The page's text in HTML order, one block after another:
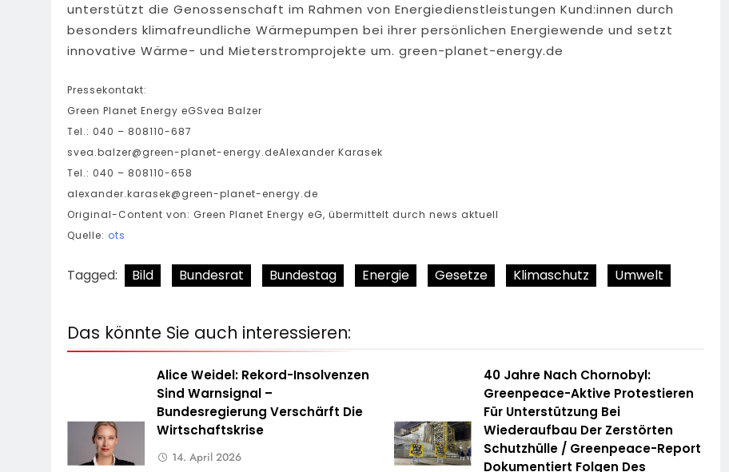
unterstützt die Genossenschaft im Rahmen von Energiedienstleistungen Kund:innen durch
besonders klimafreundliche Wärmepumpen bei ihrer persönlichen Energiewende und setzt
innovative Wärme- und Mieterstromprojekte um. green-planet-energy.de
Pressekontakt:
Green Planet Energy eGSvea Balzer
Tel.: 040 – 808110-687
svea.balzer@green-planet-energy.deAlexander Karasek
Tel.: 040 – 808110-658
alexander.karasek@green-planet-energy.de
Original-Content von: Green Planet Energy eG, übermittelt durch news aktuell
Quelle: ots
Tagged: Bild Bundesrat Bundestag Energie Gesetze Klimaschutz Umwelt
Das könnte Sie auch interessieren:
Alice Weidel: Rekord-Insolvenzen
Sind Warnsignal –
Bundesregierung Verschärft Die
Wirtschaftskrise
14. April 2026
40 Jahre Nach Chornobyl:
Greenpeace-Aktive Protestieren
Für Unterstützung Bei
Wiederaufbau Der Zerstörten
Schutzhülle / Greenpeace-Report
Dokumentiert Folgen Des